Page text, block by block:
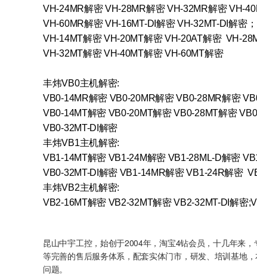
VH-24MR解密 VH-28MR解密 VH-32MR解密 VH-
VH-60MR解密 VH-16MT-DI解密 VH-32MT-DI解密；
VH-14MT解密 VH-20MT解密 VH-20AT解密 VH-
VH-32MT解密 VH-40MT解密 VH-60MT解密
丰炜VB0主机解密:
VB0-14MR解密 VB0-20MR解密 VB0-28MR解密
VB0-14MT解密 VB0-20MT解密 VB0-28MT解密
VB0-32MT-DI解密
丰炜VB1主机解密:
VB1-14MT解密 VB1-24M解密 VB1-28ML-D解密
VB0-32MT-DI解密 VB1-14MR解密 VB1-24R解密
丰炜VB2主机解密:
VB2-16MT解密 VB2-32MT解密 VB2-32MT-DI解密
昆山中宇工控，始创于2004年，淘宝4钻会员，十几年来
等完善的售后服务体系，配套实体门市，研发、培训基地
问题。